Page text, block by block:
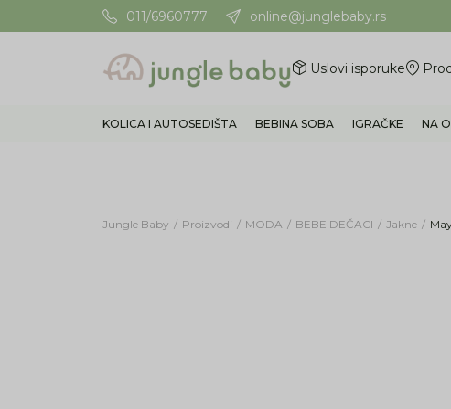
011/6960777 online@junglebaby.rsPotrebna Vam je pomoć? Pozovite 011/6960777
Uslovi isporuke
KOLICA I AUTOSEDIŠTA BEBINA SOBA IGRAČKE NA
Jungle Baby Proizvodi MODA BEBE DEČACI Jakne